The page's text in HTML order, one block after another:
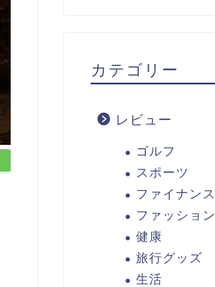
カテゴリー
レビュー
ゴルフ
スポーツ
ファイナンス
ファッション
健康
旅行グッズ
生活